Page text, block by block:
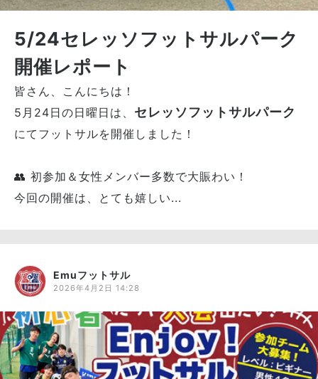
5/24セレッソフットサルパーク
開催レポート
皆さん、こんにちは！
5月24日の日曜日は、 セレッソフットサルパーク
にてフットサルを開催しました！
👥 初参加＆女性メンバー多数で大賑わい！
今回の開催は、とても嬉しい...
Emuフットサル
2026年4月2日 14:28